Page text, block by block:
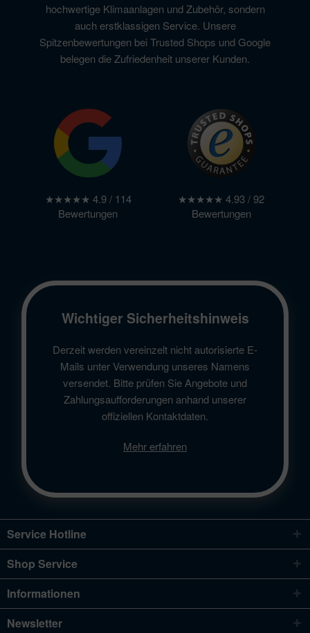
hochwertige Klimaanlagen und Zubehör, sondern
auch erstklassigen Service. Unsere
Spitzenbewertungen bei Trusted Shops und Google
belegen die Zufriedenheit unserer Kunden.
★★★★★ 4.9 / 114
Bewertungen
★★★★★ 4.93 / 92
Bewertungen
Wichtiger Sicherheitshinweis
Derzeit werden vereinzelt nicht autorisierte E-
Mails unter Verwendung unseres Namens
versendet. Bitte prüfen Sie Angebote und
Zahlungsaufforderungen anhand unserer
offiziellen Kontaktdaten.
Mehr erfahren
Service Hotline
Shop Service
Informationen
Newsletter